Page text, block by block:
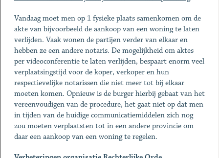
Vandaag moet men op 1 fysieke plaats samenkomen om de
akte van bijvoorbeeld de aankoop van een woning te laten
verlijden. Vaak wonen de partijen verder van elkaar en
hebben ze een andere notaris. De mogelijkheid om aktes
per videoconferentie te laten verlijden, bespaart enorm veel
verplaatsingstijd voor de koper, verkoper en hun
respectievelijke notarissen die niet meer tot bij elkaar
moeten komen. Opnieuw is de burger hierbij gebaat van het
vereenvoudigen van de procedure, het gaat niet op dat men
in tijden van de huidige communicatiemiddelen zich nog
zou moeten verplaatsten tot in een andere provincie om
daar een aankoop van een woning te regelen.